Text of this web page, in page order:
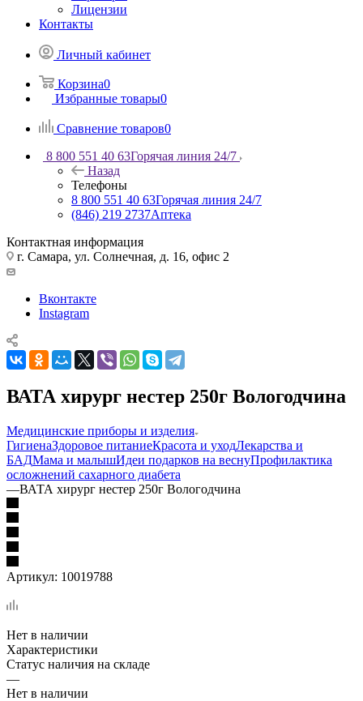
Лицензии
Контакты
Личный кабинет
Корзина0
Избранные товары0
Сравнение товаров0
8 800 551 40 63Горячая линия 24/7
Назад
Телефоны
8 800 551 40 63Горячая линия 24/7
(846) 219 2737Аптека
Контактная информация
г. Самара, ул. Солнечная, д. 16, офис 2
Вконтакте
Instagram
ВАТА хирург нестер 250г Вологодчина
Медицинские приборы и изделия
ГигиенаЗдоровое питаниеКрасота и уходЛекарства и
БАДМама и малышИдеи подарков на веснуПрофилактика
осложнений сахарного диабета
—ВАТА хирург нестер 250г Вологодчина
Артикул: 10019788
Нет в наличии
Характеристики
Статус наличия на складе
—
Нет в наличии